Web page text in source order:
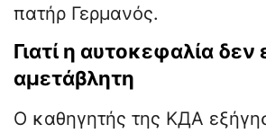
πατήρ Γερμανός.
Γιατί η αυτοκεφαλία δεν
αμετάβλητη
Ο καθηγητής της ΚДА